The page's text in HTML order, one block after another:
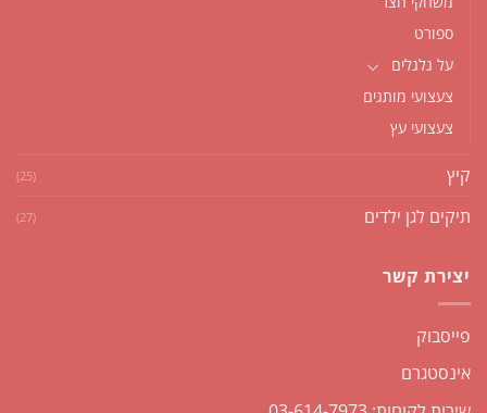
ספורט
על גלגלים
צעצועי מותגים
צעצועי עץ
קיץ (25)
תיקים לגן ילדים (27)
יצירת קשר
פייסבוק
אינסטגרם